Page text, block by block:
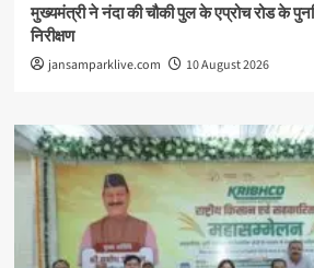
मुख्यमंत्री ने नंदा की चौकी पुल के एप्रोच रोड के
निरीक्षण
jansamparklive.com 10 August 2026